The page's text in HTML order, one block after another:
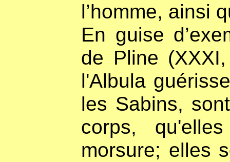
l’homme, ainsi
En guise
de Pline
l'Albula
les Sabins,
corps,
morsure; elles